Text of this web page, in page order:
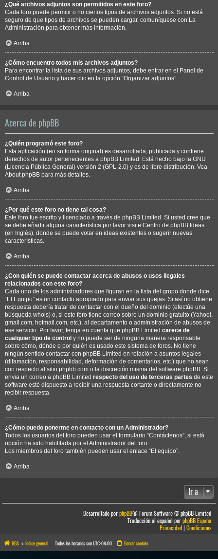
¿Qué archivos adjuntos son permitidos en este foro?
Cada foro puede permitir o no ciertos tipos de archivos adjuntos. Si no está
seguro de que tipos de archivos se pueden cargar, comuníquese con La
Administración para obtener más información.
Arriba
¿Cómo encuentro todos mis archivos adjuntos?
Para encontrar la lista de sus archivos adjuntos, debe entrar en el Panel de
Control de Usuario y hacer clic en la opción “Organizar adjuntos”.
Arriba
Acerca de phpBB
¿Quién programó este foro?
Esta aplicación (en su forma original) es desarrollada, publicada y contiene
derechos de autor pertenecientes a phpBB Limited . Está hecho bajo la GNU
(Licencia Pública General) versión 2 (GPL-2.0) y es de libre distribución. Vea
About phpBB para más detalles.
Arriba
¿Por qué este foro no tiene tal cosa?
Este foro fue escrito y licenciado a través de phpBB Limited. Si usted cree que
se debe añadir alguna característica por favor visite Centro de phpBB Ideas
(en Inglés), donde se puede votar en ideas existentes o sugerir nuevas
características.
Arriba
¿Con quién se puede contactar acerca de abusos o usos ilegales
relacionados con este foro?
Cada uno de los administradores que figuran en la lista del grupo donde dice
“El Equipo” es un contacto apropiado para enviar sus quejas. Si así no obtiene
respuesta debería tratar de contactar con el dueño del dominio (efectúe una
búsqueda whois) o, si este foro tiene correo sobre un dominio gratuito (Yahoo!,
gmail.com, hotmail.com, etc.), al departamento o administración de abusos de
ese servicio. Por favor, tenga en cuenta que phpBB Limited carece de
cualquier tipo de control y no puede ser de ninguna manera responsable
sobre cómo, dónde o por quién es usado este sistema de foros. No tiene
ningún sentido contactar con phpBB Limited en relación a asuntos legales
(difamación, responsabilidad, deformación de comentarios, etc.) que no sean
con respecto al sitio phpbb.com o la discreción misma del software phpBB. Si
envia un correo a phpBB Limited respecto del uso de terceras partes de este
software esté dispuesto a recibir una respuesta cortante o directamente no
recibir respuesta.
Arriba
¿Cómo puedo ponerme en contacto con un Administrador?
Todos los usuarios del foro pueden usar el formulario “Contáctenos”, si está
opción ha sido habilitada por el Administrador del foro.
Los miembros del foro también pueden usar el enlace “El equipo”.
Arriba
Ir a
Desarrollado porphpBB® Forum Software © phpBB Limited
Traducción al español porphpBB España
Privacidad|Condiciones
BBS Índice general Todos los horarios sonUTC-04:00 Borrar cookies